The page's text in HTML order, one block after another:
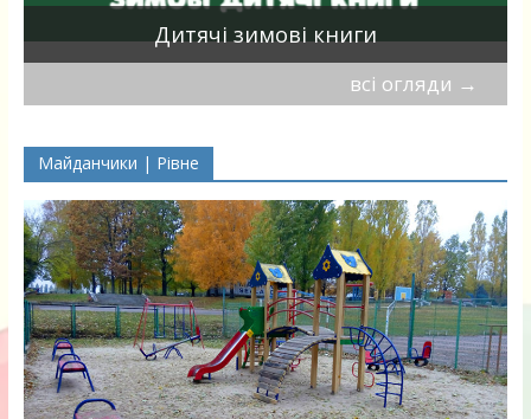
Дитячі зимові книги
всі огляди →
Майданчики | Рівне